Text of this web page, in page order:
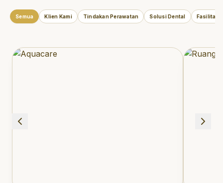
Semua Klien Kami Tindakan Perawatan Solusi Dental Fasilitas